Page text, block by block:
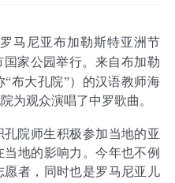
马尼亚布加勒斯特亚洲节
国家公园举行。来自布加勒
布大孔院”）的汉语教师海
为观众演唱了中罗歌曲。
院师生积极参加当地的亚
地的影响力。今年也不例
者，同时也是罗马尼亚儿